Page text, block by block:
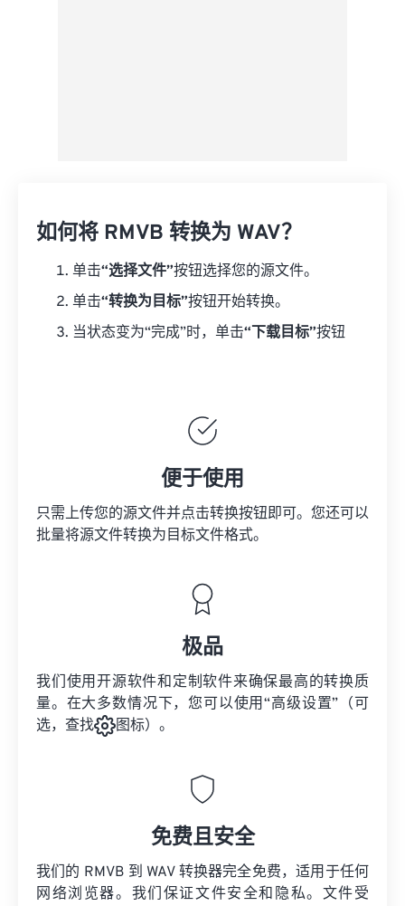
如何将 RMVB 转换为 WAV？
单击“选择文件”按钮选择您的源文件。
单击“转换为目标”按钮开始转换。
当状态变为“完成”时，单击“下载目标”按钮
便于使用
只需上传您的源文件并点击转换按钮即可。您还可以
批量将源文件转换为目标文件格式。
极品
我们使用开源软件和定制软件来确保最高的转换质
量。在大多数情况下，您可以使用“高级设置”（可
选，查找
图标）。
免费且安全
我们的 RMVB 到 WAV 转换器完全免费，适用于任何
网络浏览器。我们保证文件安全和隐私。文件受